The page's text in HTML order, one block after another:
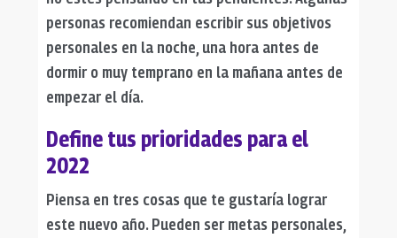
personas recomiendan escribir sus objetivos
personales en la noche, una hora antes de
dormir o muy temprano en la mañana antes de
empezar el día.
Define tus prioridades para el
2022
Piensa en tres cosas que te gustaría lograr
este nuevo año. Pueden ser metas personales,